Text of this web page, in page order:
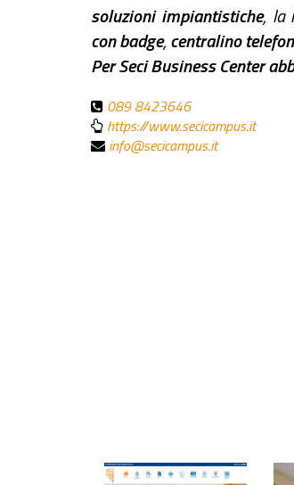
soluzioni impiantistiche, la
conbadge,centralino
Per Seci Business Center
089 8423646
https://www.secicampus.it
info@secicampus.it